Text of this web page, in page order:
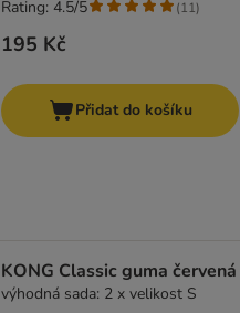
195 Kč
Rating: 4.5/5 (11)
Přidat do košíku
KONG Classic guma červená
výhodná sada: 2 x velikost S